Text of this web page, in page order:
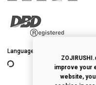
Language
improve your
website,